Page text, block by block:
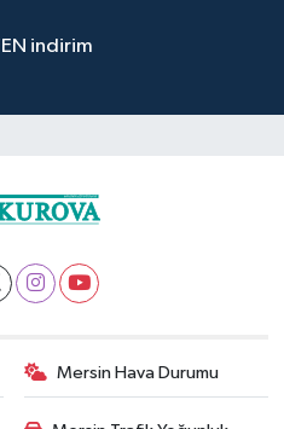
indirim
Mersin Hava Durumu